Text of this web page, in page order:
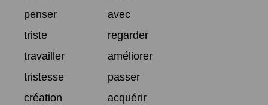
penser
avec
triste
regarder
travailler
améliorer
tristesse
passer
création
acquérir